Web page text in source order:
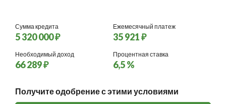
Сумма кредита
5 320 000 ₽
Ежемесячный платеж
35 921 ₽
Необходимый доход
66 289 ₽
Процентная ставка
6,5 %
Получите одобрение с этими условиями